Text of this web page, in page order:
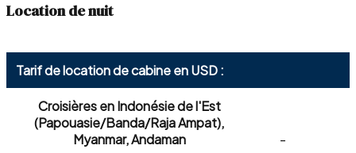
Location de nuit
Tarif de location de cabine en USD :
Croisières en Indonésie de l'Est
(Papouasie/Banda/Raja Ampat),
Myanmar, Andaman
-